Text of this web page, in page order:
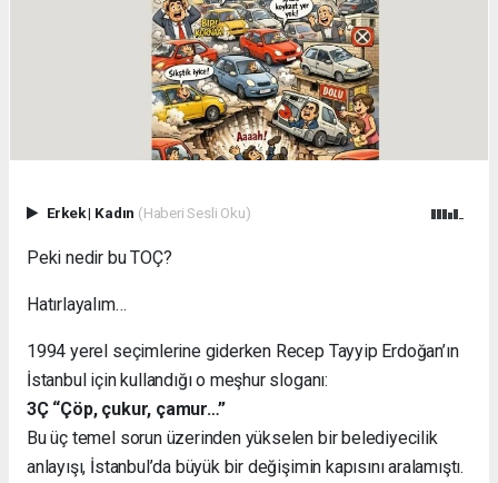
Erkek| Kadın (Haberi Sesli Oku)
Peki nedir bu TOÇ?
Hatırlayalım…
1994 yerel seçimlerine giderken Recep Tayyip Erdoğan’ın
İstanbul için kullandığı o meşhur sloganı:
3Ç “Çöp, çukur, çamur…”
Bu üç temel sorun üzerinden yükselen bir belediyecilik
anlayışı, İstanbul’da büyük bir değişimin kapısını aralamıştı.